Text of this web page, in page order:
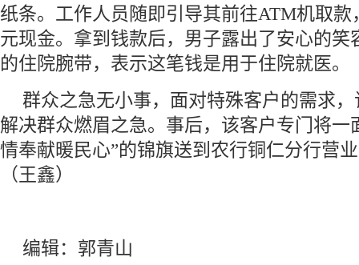
纸条。工作人员随即引导其前往ATM机取款
元现金。拿到钱款后，男子露出了安心的笑
的住院腕带，表示这笔钱是用于住院就医。
群众之急无小事，面对特殊客户的需求
解决群众燃眉之急。事后，该客户专门将一
情奉献暖民心”的锦旗送到农行铜仁分行营
（王鑫）
编辑：郭青山